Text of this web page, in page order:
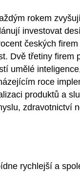
rokem
investovat
českých
Dvě třetiny firem
umělé
roce
produktů a
zdravotnictví
rychlejší a